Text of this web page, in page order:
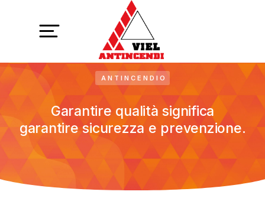
ANTINCENDIO
Garantire qualità significa
garantire sicurezza e prevenzione.